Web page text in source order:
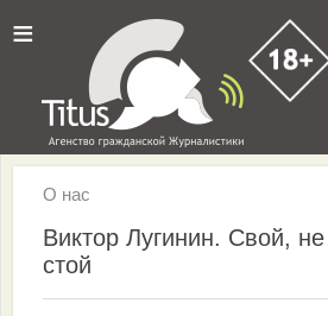
≡
О нас
Виктор Лугинин. Свой,
стой